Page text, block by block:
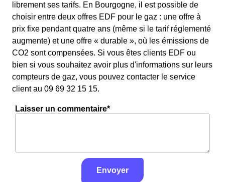
librement ses tarifs. En Bourgogne, il est possible de
choisir entre deux offres EDF pour le gaz : une offre à
prix fixe pendant quatre ans (même si le tarif réglementé
augmente) et une offre « durable », où les émissions de
CO2 sont compensées. Si vous êtes clients EDF ou
bien si vous souhaitez avoir plus d'informations sur leurs
compteurs de gaz, vous pouvez contacter le service
client au 09 69 32 15 15.
Laisser un commentaire*
Envoyer